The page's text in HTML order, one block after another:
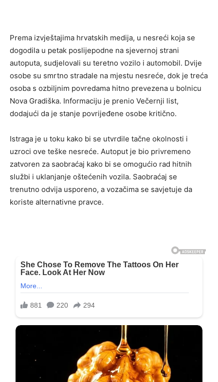
Prema izvještajima hrvatskih medija, u nesreći koja se
dogodila u petak poslijepodne na sjevernoj strani
autoputa, sudjelovali su teretno vozilo i automobil. Dvije
osobe su smrtno stradale na mjestu nesreće, dok je treća
osoba s ozbiljnim povredama hitno prevezena u bolnicu
Nova Gradiška. Informaciju je prenio Večernji list,
dodajući da je stanje povrijeđene osobe kritično.
Istraga je u toku kako bi se utvrdile tačne okolnosti i
uzroci ove teške nesreće. Autoput je bio privremeno
zatvoren za saobraćaj kako bi se omogućio rad hitnih
službi i uklanjanje oštećenih vozila. Saobraćaj se
trenutno odvija usporeno, a vozačima se savjetuje da
koriste alternativne pravce.